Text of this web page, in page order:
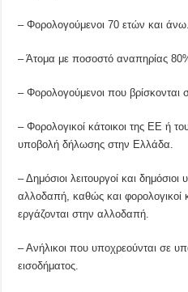
– Φορολογούμενοι 70 ετών και άνω.
– Άτομα με ποσοστό αναπηρίας
– Φορολογούμενοι που βρίσκονται
– Φορολογικοί κάτοικοι της ΕΕ ή
υποβολή δήλωσης στην Ελλάδα.
– Δημόσιοι λειτουργοί και
αλλοδαπή, καθώς και φορολογικοί
εργάζονται στην αλλοδαπή.
– Ανήλικοι που υποχρεούνται σε
εισοδήματος.